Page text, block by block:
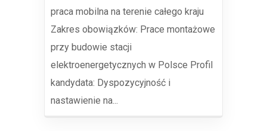
praca mobilna na terenie całego kraju
Zakres obowiązków: Prace montażowe
przy budowie stacji
elektroenergetycznych w Polsce Profil
kandydata: Dyspozycyjność i
nastawienie na...